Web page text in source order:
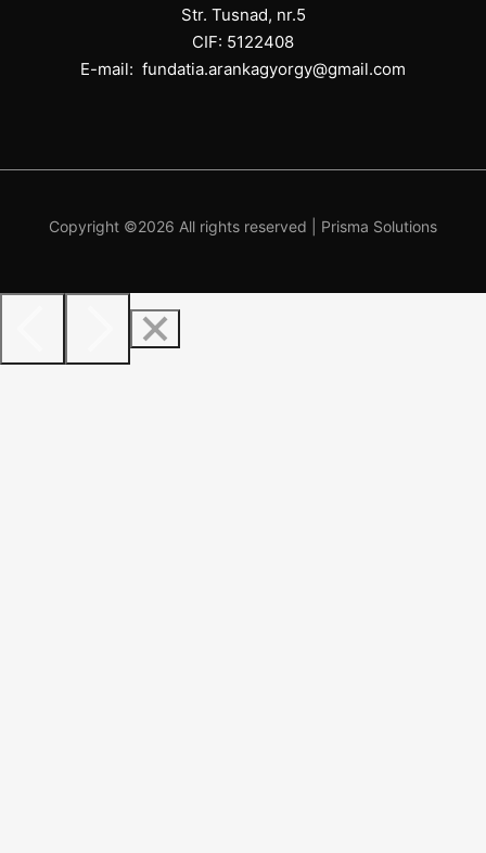
Str. Tusnad, nr.5
CIF: 5122408
E-mail: fundatia.arankagyorgy@gmail.com
Copyright ©2026 All rights reserved | Prisma Solutions